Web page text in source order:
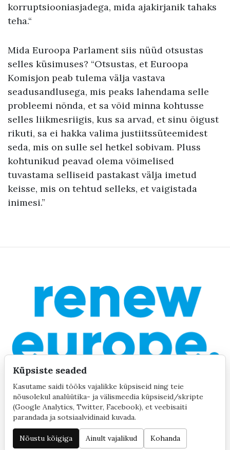
korruptsiooniasjadega, mida ajakirjanik tahaks
teha.“
Mida Euroopa Parlament siis nüüd otsustas
selles küsimuses? “Otsustas, et Euroopa
Komisjon peab tulema välja vastava
seadusandlusega, mis peaks lahendama selle
probleemi nõnda, et sa võid minna kohtusse
selles liikmesriigis, kus sa arvad, et sinu õigust
rikuti, sa ei hakka valima justiitssüteemidest
seda, mis on sulle sel hetkel sobivam. Pluss
kohtunikud peavad olema võimelised
tuvastama selliseid pastakast välja imetud
keisse, mis on tehtud selleks, et vaigistada
inimesi.”
©2020 by Yana Toom Küpsiste seaded
Küpsiste seaded
Kasutame saidi tööks vajalikke küpsiseid ning teie
nõusolekul analüütika- ja välismeedia küpsiseid/skripte
(Google Analytics, Twitter, Facebook), et veebisaiti
parandada ja sotsiaalvidinaid kuvada.
Nõustu kõigiga Ainult vajalikud Kohanda